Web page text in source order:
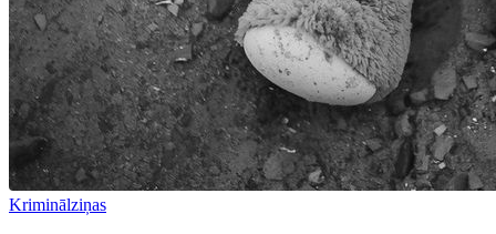
Kriminālziņas